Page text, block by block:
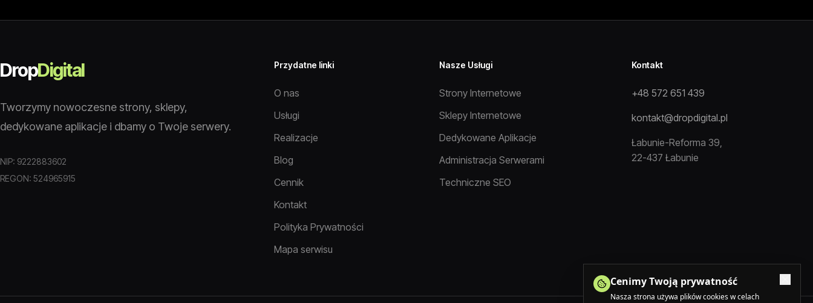
DropDigital
Tworzymy nowoczesne strony, sklepy,
dedykowane aplikacje i dbamy o Twoje serwery.
NIP: 9222883602
REGON: 524965915
Przydatne linki
O nas
Usługi
Realizacje
Blog
Cennik
Kontakt
Polityka Prywatności
Mapa serwisu
Nasze Usługi
Strony Internetowe
Sklepy Internetowe
Dedykowane Aplikacje
Administracja Serwerami
Techniczne SEO
Kontakt
+48 572 651 439
kontakt@dropdigital.pl
Łabunie-Reforma 39,
22-437 Łabunie
Cenimy Twoją prywatność
Nasza strona używa plików cookies w celach